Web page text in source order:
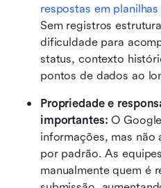
respostas em planilhas
Sem registros
dificuldade para
status, contexto
pontos de dados ao
Propriedade e
importantes: O
informações, mas não
por padrão. As
manualmente quem é